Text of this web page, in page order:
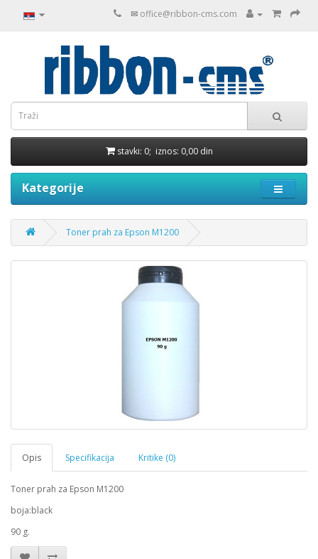
✉ office@ribbon-cms.com
stavki: 0; iznos: 0,00 din
Kategorije
Toner prah za Epson M1200
Opis Specifikacija Kritike (0)
Toner prah za Epson M1200
boja:black
90 g.